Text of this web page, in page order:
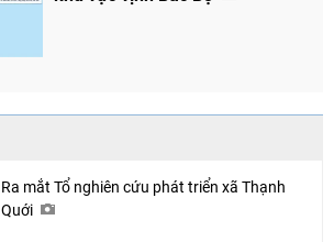
Ra mắt Tổ nghiên cứu phát triển xã Thạnh
Quới